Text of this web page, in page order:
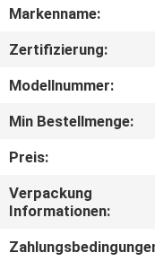
AUSFLUG
TRETEN
SIE
MIT
Markenname:
Zertifizierung:
Modellnummer:
Min Bestellmenge:
Preis:
Verpackung
Informationen: